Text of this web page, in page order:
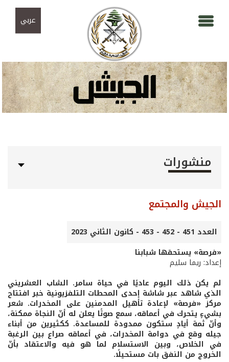
عربي
منشورات
الجيش والمجتمع
العدد 451 - 452 - 453 - كانون الثاني 2023
«فرصة» يستحقها شبابنا
إعداد: ريما سليم
لم يكن ذلك اليوم عاديًا في حياة سامر. الشاب العشريني
الذي شاهد عبر شاشة إحدى المحطات التلفزيونية خبر افتتاح
مركز «فرصة» لإعادة تأهيل المدمنين على المخدرات. شعر
بشيءٍ يتحرك في أعماقه، سمع صوتًا يعلن له أنّ النجاة ممكنة،
وأنّ ثمة أيادٍ ستكون ممدودة للمساعدة. ككثيرين من أبناء
جيله وقع في دوامة المخدرات، في أعماقه صراع بين الرغبة
في الخلاص، وبين الاستسلام لما هو فيه والاعتقاد بأنّ
الخروج من النفق بات مستحيلًا.